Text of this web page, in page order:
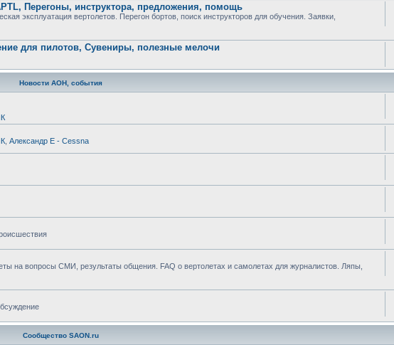
Перегоны, инструктора, предложения, помощь
эксплуатация вертолетов. Перегон бортов, поиск инструкторов для обучения. Заявки,
для пилотов, Сувениры, полезные мелочи
Новости АОН, события
Александр E - Cessna
на вопросы СМИ, результаты общения. FAQ о вертолетах и самолетах для журналистов. Ляпы,
Сообщество SAON.ru